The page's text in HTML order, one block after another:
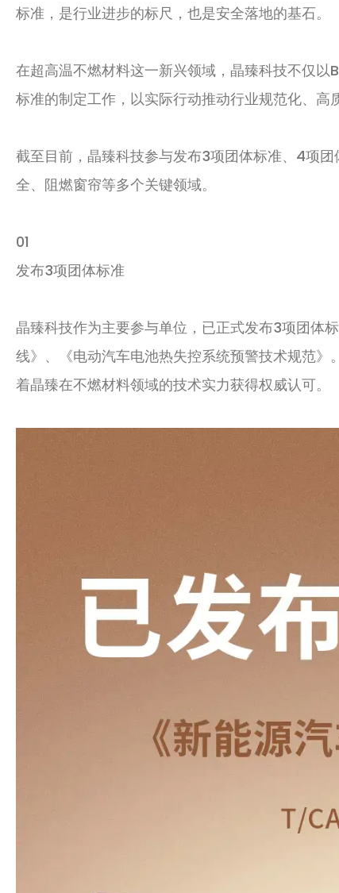
标准，是行业进步的标尺，也是安全落地的基石。
在超高温不燃材料这一新兴领域， 晶臻科技不仅以
标准的制定工作 ，以实际行动推动行业规范化、高
截至目前，晶臻科技参与发布3项团体标准、4项
全、阻燃窗帘等多个关键领域。
01
发布3项团体标准
晶臻科技作为主要参与单位，已正式发布3项团体
线》 、《电动汽车电池热失控系统预警技术规范》
着晶臻在不燃材料领域的技术实力获得权威认可。